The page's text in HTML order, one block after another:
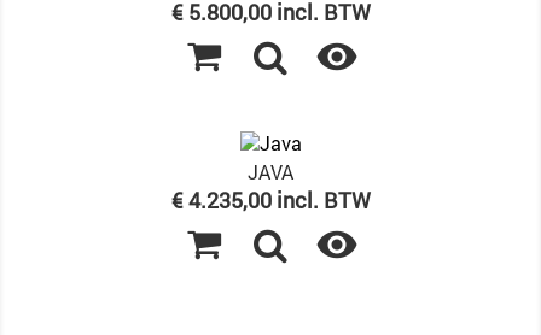
Prijs
€ 5.800,00 incl. BTW

JAVA
Prijs
€ 4.235,00 incl. BTW
